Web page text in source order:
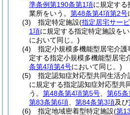
準条例第190条第1項に規定する
業所をいう。 第48条第4項第2号
(3)
指定特定施設(指定居宅サー
1項に規定する指定特定施設をい
において同じ。)
(4)
指定小規模多機能型居宅介護
定する指定小規模多機能型居宅
条第4項第4号において同じ。)
(5)
指定認知症対応型共同生活介
に規定する指定認知症対応型共
う。 第48条第4項第5号 第65
第83条第6項
第84条第3項及び
(6)
指定地域密着型特定施設(第